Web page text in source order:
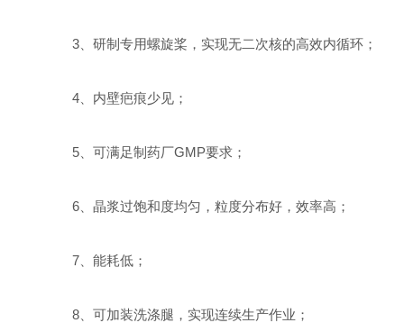
3、研制专用螺旋桨，实现无二次核的高效内循环；
4、内壁疤痕少见；
5、可满足制药厂GMP要求；
6、晶浆过饱和度均匀，粒度分布好，效率高；
7、能耗低；
8、可加装洗涤腿，实现连续生产作业；